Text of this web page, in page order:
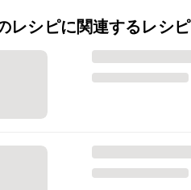
レシピに関連するレシピ